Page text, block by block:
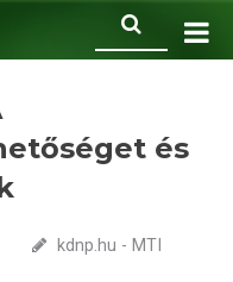
és
kdnp.hu - MTI